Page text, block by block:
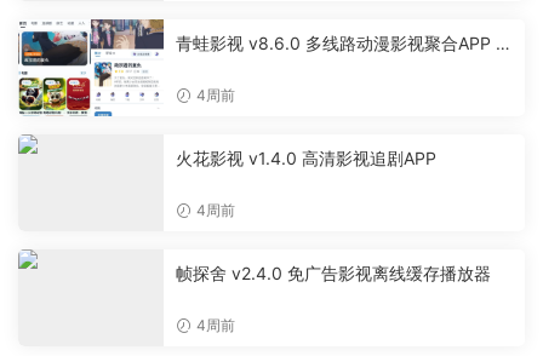
青蛙影视 v8.6.0 多线路动漫影视聚合APP 免
4周前
火花影视 v1.4.0 高清影视追剧APP
4周前
帧探舍 v2.4.0 免广告影视离线缓存播放器
4周前